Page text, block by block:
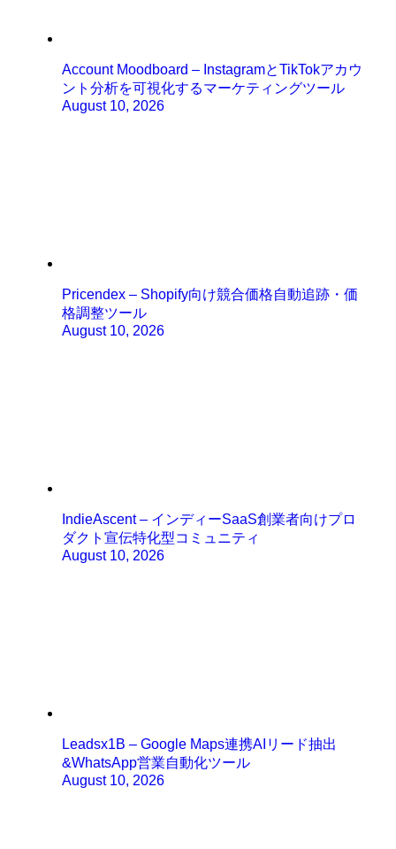
Account Moodboard – InstagramとTikTokアカウ
ント分析を可視化するマーケティングツール
August 10, 2026
Pricendex – Shopify向け競合価格自動追跡・価
格調整ツール
August 10, 2026
IndieAscent – インディーSaaS創業者向けプロ
ダクト宣伝特化型コミュニティ
August 10, 2026
Leadsx1B – Google Maps連携AIリード抽出
&WhatsApp営業自動化ツール
August 10, 2026